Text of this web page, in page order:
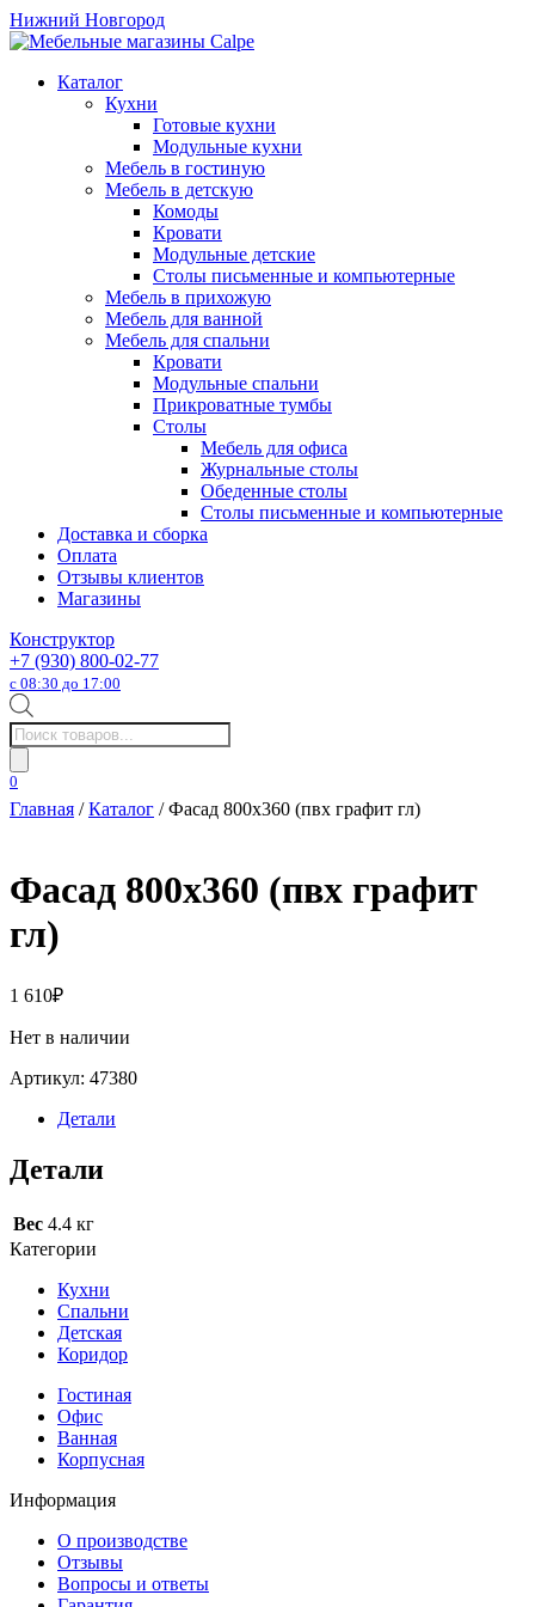
Нижний Новгород
Каталог
Кухни
Готовые кухни
Модульные кухни
Мебель в гостиную
Мебель в детскую
Комоды
Кровати
Модульные детские
Столы письменные и компьютерные
Мебель в прихожую
Мебель для ванной
Мебель для спальни
Кровати
Модульные спальни
Прикроватные тумбы
Столы
Мебель для офиса
Журнальные столы
Обеденные столы
Столы письменные и компьютерные
Доставка и сборка
Оплата
Отзывы клиентов
Магазины
Конструктор
+7 (930) 800-02-77
с 08:30 до 17:00
Поиск
товаров
0
Главная /Каталог / Фасад 800х360 (пвх графит гл)
Фасад 800х360 (пвх графит
гл)
1 610₽
Нет в наличии
Артикул: 47380
Детали
Детали
Вес 4.4 кг
Категории
Кухни
Спальни
Детская
Коридор
Гостиная
Офис
Ванная
Корпусная
Информация
О производстве
Отзывы
Вопросы и ответы